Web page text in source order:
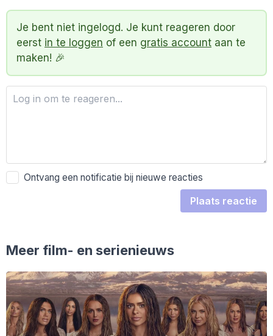
Je bent niet ingelogd. Je kunt reageren door
eerst in te loggen of een gratis account aan te
maken! 🎉
Ontvang een notificatie bij nieuwe reacties
Plaats reactie
Meer film- en serienieuws